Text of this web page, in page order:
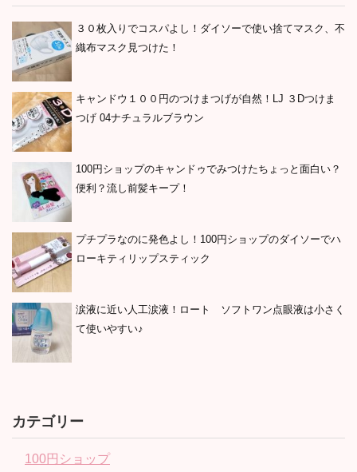
３０枚入りでコスパよし！ダイソーで使い捨てマスク、不
織布マスク見つけた！
キャンドウ１００円のつけまつげが自然！LJ ３Dつけま
つげ 04ナチュラルブラウン
100円ショップのキャンドゥでみつけたちょっと面白い？
便利？流し前髪キープ！
プチプラなのに発色よし！100円ショップのダイソーでハ
ローキティリップスティック
涙液に近い人工涙液！ロート ソフトワン点眼液は小さく
て使いやすい♪
カテゴリー
100円ショップ